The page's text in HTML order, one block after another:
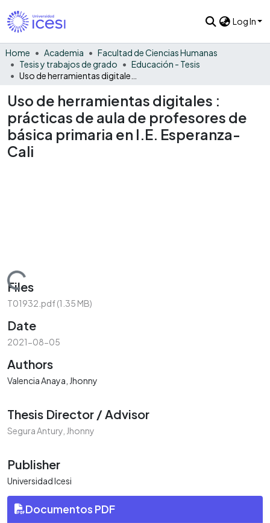
Log In
Home Academia
Facultad de Ciencias Humanas
Tesis y trabajos de grado
Educación - Tesis
Uso de herramientas digitales :
prácticas de aula de profesores de
básica primaria en I.E. Esperanza-
Cali
Loading...
Files
T01932.pdf(1.35 MB)
Date
2021-08-05
Authors
Valencia Anaya, Jhonny
Thesis Director / Advisor
Segura Antury, Jhonny
Publisher
Universidad Icesi
Documentos PDF